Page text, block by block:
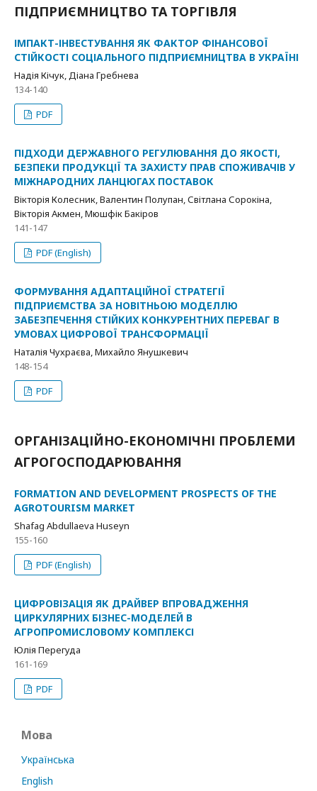
ПІДПРИЄМНИЦТВО ТА ТОРГІВЛЯ
ІМПАКТ-ІНВЕСТУВАННЯ ЯК ФАКТОР ФІНАНСОВОЇ
СТІЙКОСТІ СОЦІАЛЬНОГО ПІДПРИЄМНИЦТВА В УКРАЇНІ
Надія Кічук, Діана Гребнева
134-140
PDF
ПІДХОДИ ДЕРЖАВНОГО РЕГУЛЮВАННЯ ДО ЯКОСТІ,
БЕЗПЕКИ ПРОДУКЦІЇ ТА ЗАХИСТУ ПРАВ СПОЖИВАЧІВ У
МІЖНАРОДНИХ ЛАНЦЮГАХ ПОСТАВОК
Вікторія Колесник, Валентин Полупан, Світлана Сорокіна,
Вікторія Акмен, Мюшфік Бакіров
141-147
PDF (English)
ФОРМУВАННЯ АДАПТАЦІЙНОЇ СТРАТЕГІЇ
ПІДПРИЄМСТВА ЗА НОВІТНЬОЮ МОДЕЛЛЮ
ЗАБЕЗПЕЧЕННЯ СТІЙКИХ КОНКУРЕНТНИХ ПЕРЕВАГ В
УМОВАХ ЦИФРОВОЇ ТРАНСФОРМАЦІЇ
Наталія Чухраєва, Михайло Янушкевич
148-154
PDF
ОРГАНІЗАЦІЙНО-ЕКОНОМІЧНІ ПРОБЛЕМИ
АГРОГОСПОДАРЮВАННЯ
FORMATION AND DEVELOPMENT PROSPECTS OF THE
AGROTOURISM MARKET
Shafag Abdullaeva Huseyn
155-160
PDF (English)
ЦИФРОВІЗАЦІЯ ЯК ДРАЙВЕР ВПРОВАДЖЕННЯ
ЦИРКУЛЯРНИХ БІЗНЕС-МОДЕЛЕЙ В
АГРОПРОМИСЛОВОМУ КОМПЛЕКСІ
Юлія Перегуда
161-169
PDF
Мова
Українська
English